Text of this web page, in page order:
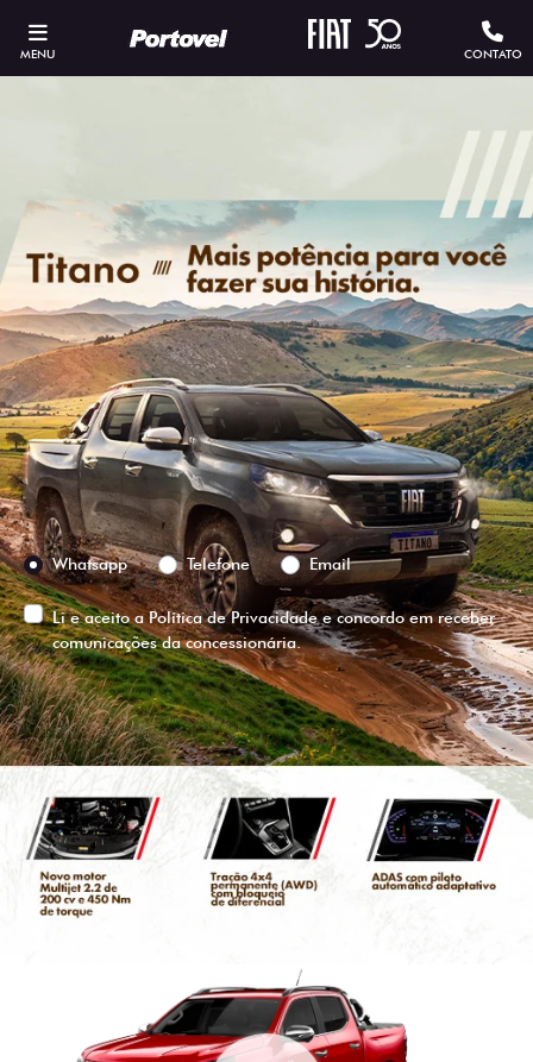
MENU CONTATO
Versão escolhida
Preferência de contato:
Whatsapp
Telefone Email
Li e aceito aPolítica de Privacidadee concordo em receber
comunicações da concessionária.
ENTRAR EM CONTATO
VISUALIZE O
VEÍCULO EM
360°